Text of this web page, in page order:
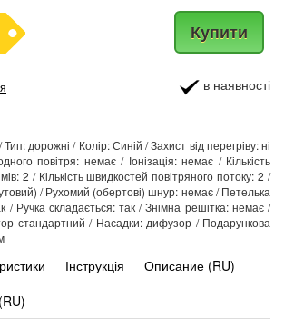
Купити
в наявності
дорожні / Колір: Синій / Захист від перегріву: ні
повітря: немає / Іонізація: немає / Кількість
2 / Кількість швидкостей повітряного потоку: 2 /
/ Рухомий (обертові) шнур: немає / Петелька
/ Ручка складається: так / Знімна решітка: немає /
стандартний / Насадки: дифузор / Подарункова
Інструкція
Описание (RU)